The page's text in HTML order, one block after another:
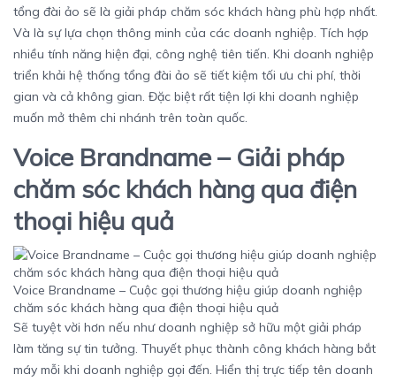
tổng đài ảo sẽ là giải pháp chăm sóc khách hàng phù hợp nhất.
Và là sự lựa chọn thông minh của các doanh nghiệp. Tích hợp
nhiều tính năng hiện đại, công nghệ tiên tiến. Khi doanh nghiệp
triển khải hệ thống tổng đài ảo sẽ tiết kiệm tối ưu chi phí, thời
gian và cả không gian. Đặc biệt rất tiện lợi khi doanh nghiệp
muốn mở thêm chi nhánh trên toàn quốc.
Voice Brandname – Giải pháp
chăm sóc khách hàng qua điện
thoại hiệu quả
Voice Brandname – Cuộc gọi thương hiệu giúp doanh nghiệp
chăm sóc khách hàng qua điện thoại hiệu quả
Sẽ tuyệt vời hơn nếu như doanh nghiệp sở hữu một giải pháp
làm tăng sự tin tưởng. Thuyết phục thành công khách hàng bắt
máy mỗi khi doanh nghiệp gọi đến. Hiển thị trực tiếp tên doanh